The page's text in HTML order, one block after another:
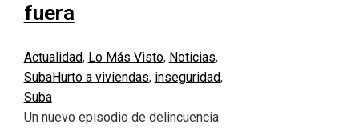
fuera
Actualidad, Lo Más Visto, Noticias,
SubaHurto a viviendas, inseguridad,
Suba
Un nuevo episodio de delincuencia